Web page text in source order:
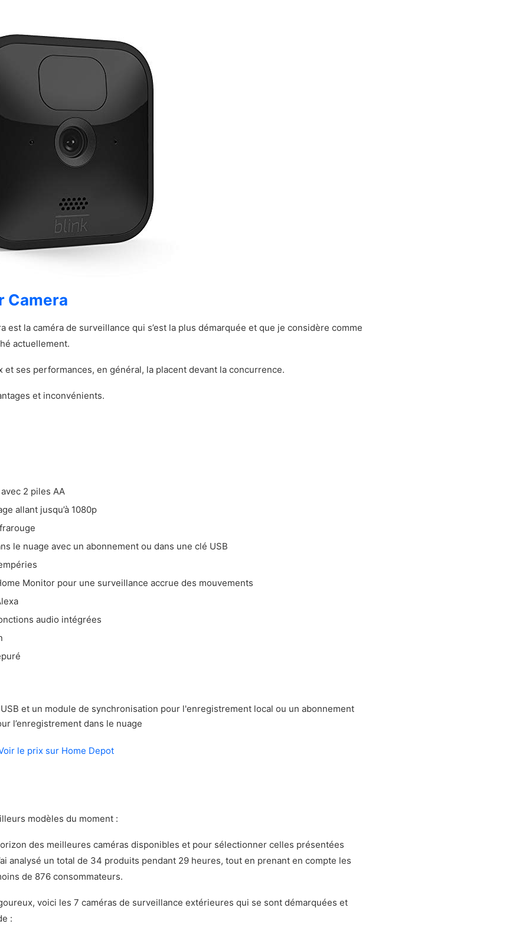
eufyCam 2C
inconvénients des eufyCam 2C
sur les eufyCam 2C
CHORTAU SE2000
principales de la CHORTAU SE2000
photo de la CHORTAU SE2000
sur la CHORTAU SE2000
Ring Spotlight Cam
Spotlight Cam
sur la Ring Spotlight Cam
Camera
est la caméra de surveillance qui s’est la plus démarquée et que je considère comme
actuellement.
ses performances, en général, la placent devant la concurrence.
et inconvénients.
2 piles AA
allant jusqu’à 1080p
le nuage avec un abonnement ou dans une clé USB
Monitor pour une surveillance accrue des mouvements
audio intégrées
et un module de synchronisation pour l'enregistrement local ou un abonnement
l’enregistrement dans le nuage
le prix sur Home Depot
modèles du moment :
des meilleures caméras disponibles et pour sélectionner celles présentées
analysé un total de 34 produits pendant 29 heures, tout en prenant en compte les
de 876 consommateurs.
voici les 7 caméras de surveillance extérieures qui se sont démarquées et
: